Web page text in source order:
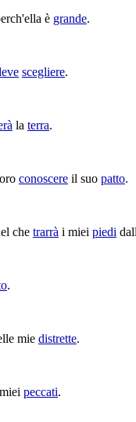
è grande.
scegliere.
la terra.
conoscere il suo patto.
che trarrà i miei piedi
.
mie distrette.
peccati.